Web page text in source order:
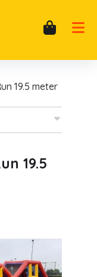
19.5 meter
19.5